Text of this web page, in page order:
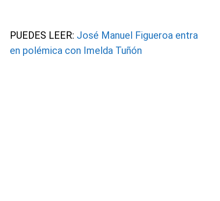
PUEDES LEER: José Manuel Figueroa entra
en polémica con Imelda Tuñón